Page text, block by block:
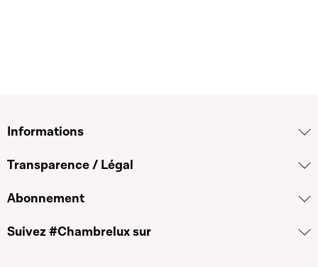
Informations
Transparence / Légal
Abonnement
Suivez #Chambrelux sur